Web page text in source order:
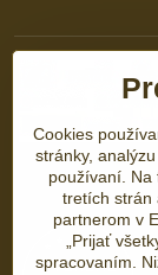
Cookies
stránky,
používaní. Na
tretích strán
partnerom v
„Prijať
spracovaním.